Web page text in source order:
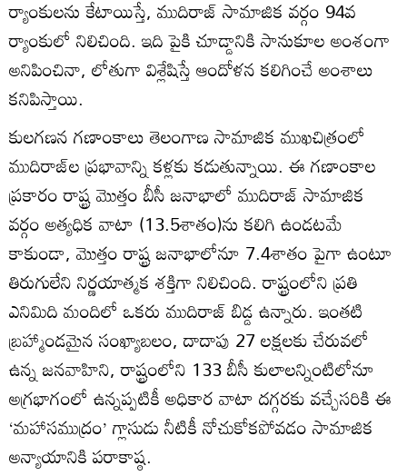
ర్యాంకులను కేటాయిస్తే, ముదిరాజ్ సామాజిక వర్గం 94వ
ర్యాంకులో నిలిచింది. ఇది పైకి చూడ్డానికి సానుకూల అంశంగా
అనిపించినా, లోతుగా విశ్లేషిస్తే ఆందోళన కలిగించే అంశాలు
కనిపిస్తాయి.
కులగణన గణాంకాలు తెలంగాణ సామాజిక ముఖచిత్రంలో
ముదిరాజ్‌ల ప్రభావాన్ని కళ్లకు కడుతున్నాయి. ఈ గణాంకాల
ప్రకారం రాష్ట్ర మొత్తం బీసీ జనాభాలో ముదిరాజ్ సామాజిక
వర్గం అత్యధిక వాటా (13.5శాతం)ను కలిగి ఉండటమే
కాకుండా, మొత్తం రాష్ట్ర జనాభాలోనూ 7.4శాతం పైగా ఉంటూ
తిరుగులేని నిర్ణయాత్మక శక్తిగా నిలిచింది. రాష్ట్రంలోని ప్రతి
ఎనిమిది మందిలో ఒకరు ముదిరాజ్ బిడ్డ ఉన్నారు. ఇంతటి
బ్రహ్మాండమైన సంఖ్యాబలం, దాదాపు 27 లక్షలకు చేరువలో
ఉన్న జనవాహిని, రాష్ట్రంలోని 133 బీసీ కులాలన్నింటిలోనూ
అగ్రభాగంలో ఉన్నప్పటికీ అధికార వాటా దగ్గరకు వచ్చేసరికి ఈ
‘మహాసముద్రం’ గ్లాసుడు నీటికీ నోచుకోకపోవడం సామాజిక
అన్యాయానికి పరాకాష్ఠ.